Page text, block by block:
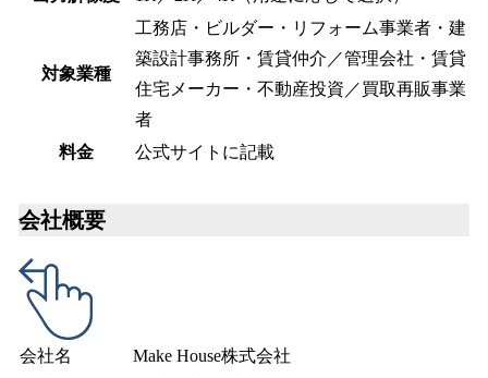
対象業種
工務店・ビルダー・リフォーム事業者・建
築設計事務所・賃貸仲介／管理会社・賃貸
住宅メーカー・不動産投資／買取再販事業
者
料金
公式サイトに記載
会社概要
会社名
Make House株式会社